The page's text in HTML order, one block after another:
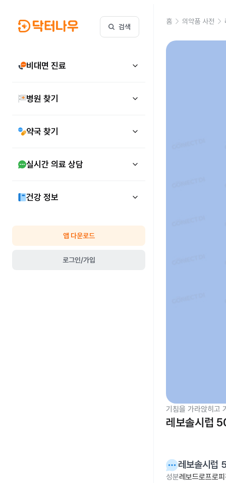
검색
비대면 진료
병원 찾기
약국 찾기
실시간 의료 상담
건강 정보
앱 다운로드
로그인/가입
홈 의약품 사전
기침을 가라앉히고
레보솔시럽
레보솔시
성분레보드로프로